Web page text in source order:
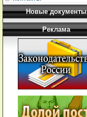
Новые документы
Реклама